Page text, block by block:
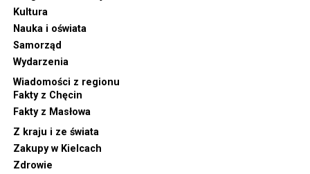
Kultura
Nauka i oświata
Samorząd
Wydarzenia
Wiadomości z regionu
Fakty z Chęcin
Fakty z Masłowa
Z kraju i ze świata
Zakupy w Kielcach
Zdrowie